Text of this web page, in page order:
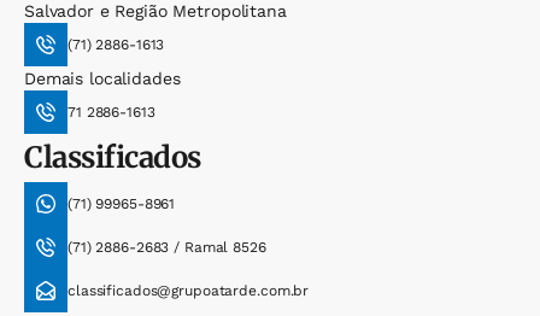
Salvador e Região Metropolitana
(71) 2886-1613
Demais localidades
71 2886-1613
Classificados
(71) 99965-8961
(71) 2886-2683 / Ramal 8526
classificados@grupoatarde.com.br